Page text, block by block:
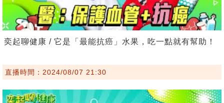
奕起聊健康 / 它是「最能抗癌」水果，吃一點就有幫助！
直播時間：2024/08/07 21:30